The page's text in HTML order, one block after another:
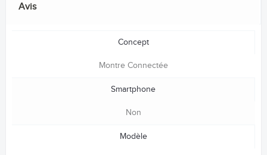
Avis
Concept
Montre Connectée
Smartphone
Non
Modèle